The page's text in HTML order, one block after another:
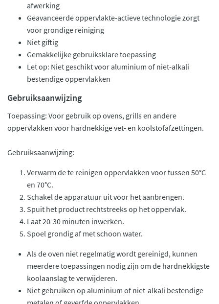
afwerking
Geavanceerde oppervlakte-actieve technologie zorgt
voor grondige reiniging
Niet giftig
Gemakkelijke gebruiksklare toepassing
Let op: Niet geschikt voor aluminium of niet-alkali
bestendige oppervlakken
Gebruiksaanwijzing
Toepassing: Voor gebruik op ovens, grills en andere
oppervlakken voor hardnekkige vet- en koolstofafzettingen.
Gebruiksaanwijzing:
Verwarm de te reinigen oppervlakken voor tussen 50°C
en 70°C.
Schakel de apparatuur uit voor het aanbrengen.
Spuit het product rechtstreeks op het oppervlak.
Laat 20-30 minuten inwerken.
Spoel grondig af met schoon water.
Als de oven niet regelmatig wordt gereinigd, kunnen
meerdere toepassingen nodig zijn om de hardnekkigste
koolaanslag te verwijderen.
Niet gebruiken op aluminium of niet-alkali bestendige